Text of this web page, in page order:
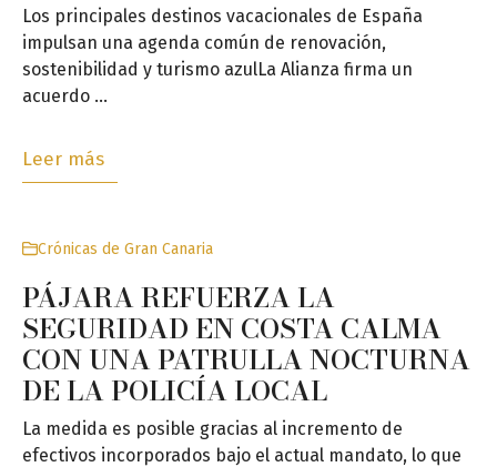
Los principales destinos vacacionales de España
impulsan una agenda común de renovación,
sostenibilidad y turismo azulLa Alianza firma un
acuerdo …
Leer más
Crónicas de Gran Canaria
PÁJARA REFUERZA LA
SEGURIDAD EN COSTA CALMA
CON UNA PATRULLA NOCTURNA
DE LA POLICÍA LOCAL
La medida es posible gracias al incremento de
efectivos incorporados bajo el actual mandato, lo que